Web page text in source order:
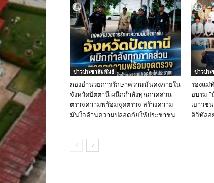
ข่าวประชาสัมพันธ์
กองอำนวยการรักษาความมั่นคงภายใน
จังหวัดปัตตานี ผนึกกำลังทุกภาคส่วน
ตรวจความพร้อมจุดตรวจ สร้างความ
มั่นใจด้านความปลอดภัยให้ประชาชน
ข่าวปร
รองแม่
อบรม
เยาวช
ดิจิทัลอ